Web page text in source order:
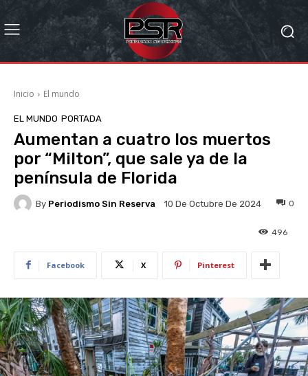
Inicio El mundo
EL MUNDO PORTADA
Aumentan a cuatro los muertos
por “Milton”, que sale ya de la
península de Florida
By Periodismo Sin Reserva 10 De Octubre De 2024 0
496
Facebook X Pinterest